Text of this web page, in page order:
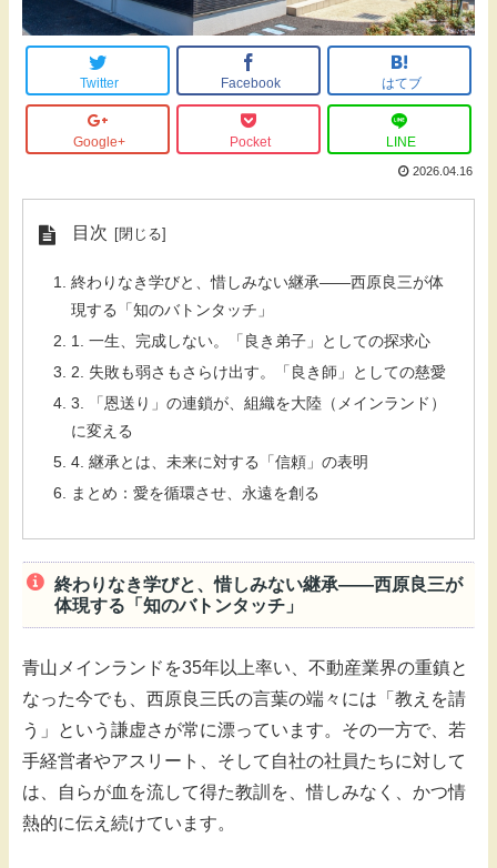
Twitter Facebook はてブ
Google+ Pocket LINE
2026.04.16
目次
終わりなき学びと、惜しみない継承――西原良三が体
現する「知のバトンタッチ」
1. 一生、完成しない。「良き弟子」としての探求心
2. 失敗も弱さもさらけ出す。「良き師」としての慈愛
3. 「恩送り」の連鎖が、組織を大陸（メインランド）
に変える
4. 継承とは、未来に対する「信頼」の表明
まとめ：愛を循環させ、永遠を創る
終わりなき学びと、惜しみない継承――西原良三が
体現する「知のバトンタッチ」
青山メインランドを35年以上率い、不動産業界の重鎮と
なった今でも、西原良三氏の言葉の端々には「教えを請
う」という謙虚さが常に漂っています。その一方で、若
手経営者やアスリート、そして自社の社員たちに対して
は、自らが血を流して得た教訓を、惜しみなく、かつ情
熱的に伝え続けています。